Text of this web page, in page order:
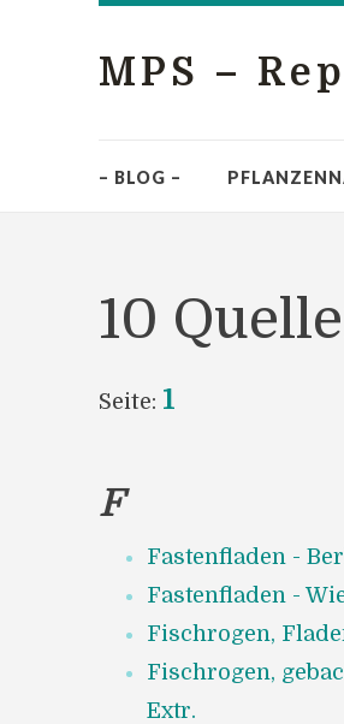
MPS –
– BLOG –
10
Seite: 1
F
Fastenfladen -
Fastenfladen -
Fischrogen,
Fischrogen,
Extr.